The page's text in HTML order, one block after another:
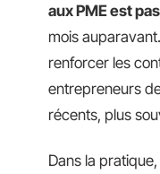
aux PME est
mois
renforcer les
entrepreneurs
récents, plus
Dans la